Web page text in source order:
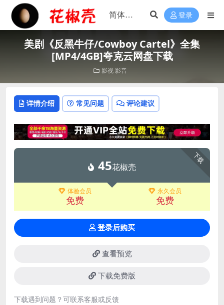
登录
美剧《反黑牛仔/Cowboy Cartel》全集
[MP4/4GB]夸克云网盘下载
影视 影音
详情介绍 常见问题 评论建议
下载
45花椒壳
体验会员
免费
永久会员
免费
登录后购买
查看预览
下载免费版
下载遇到问题？可联系客服或反馈